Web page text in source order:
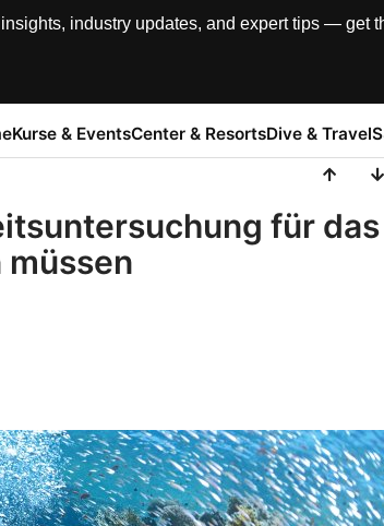
industry updates, and expert tips — get
Kurse & EventsCenter & ResortsDive & Travel
für das
müssen